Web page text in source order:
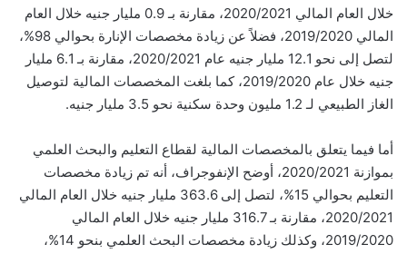
خلال العام المالي 2020/2021، مقارنة بـ 0.9 مليار جنيه خلال العام
المالي 2019/2020، فضلاً عن زيادة مخصصات الإنارة بحوالي 98%،
لتصل إلى نحو 12.1 مليار جنيه عام 2020/2021، مقارنة بـ 6.1 مليار
جنيه خلال عام 2019/2020، كما بلغت المخصصات المالية لتوصيل
الغاز الطبيعي لـ 1.2 مليون وحدة سكنية نحو 3.5 مليار جنيه.
أما فيما يتعلق بالمخصصات المالية لقطاع التعليم والبحث العلمي
بموازنة 2020/2021، أوضح الإنفوجراف، أنه تم زيادة مخصصات
التعليم بحوالي 15%، لتصل إلى 363.6 مليار جنيه خلال العام المالي
2020/2021، مقارنة بـ 316.7 مليار جنيه خلال العام المالي
2019/2020، وكذلك زيادة مخصصات البحث العلمي بنحو 14%،